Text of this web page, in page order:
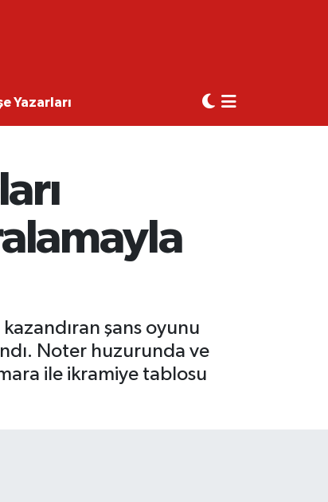
Yazarları
şans oyunu
Noter huzurunda ve
ile ikramiye tablosu